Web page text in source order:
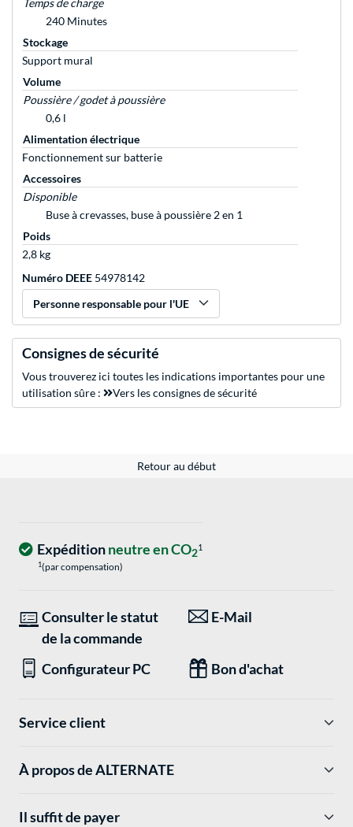
Temps de charge
240 Minutes
Stockage
Support mural
Volume
Poussière / godet à poussière
0,6 l
Alimentation électrique
Fonctionnement sur batterie
Accessoires
Disponible
Buse à crevasses, buse à poussière 2 en 1
Poids
2,8 kg
Numéro DEEE 54978142
Personne responsable pour l'UE
Consignes de sécurité
Vous trouverez ici toutes les indications importantes pour une
utilisation sûre :
Vers les consignes de sécurité
Retour au début
Expéditionneutre en CO21
1(par compensation)
Consulter le statut
de la commande
E-Mail
Configurateur PC Bon d'achat
Service client
À propos de ALTERNATE
Il suffit de payer